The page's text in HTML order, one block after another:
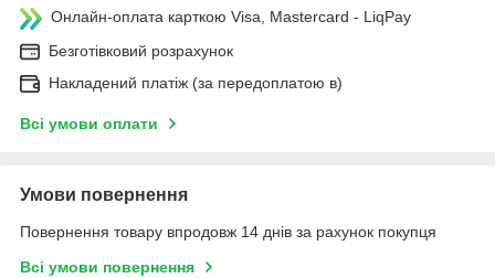
Онлайн-оплата карткою Visa, Mastercard - LiqPay
Безготівковий розрахунок
Накладений платіж (за передоплатою в)
Всі умови оплати
Умови повернення
Повернення товару впродовж 14 днів за рахунок покупця
Всі умови повернення